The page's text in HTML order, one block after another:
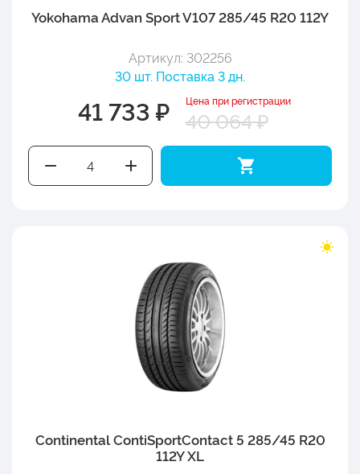
Yokohama Advan Sport V107 285/45 R20 112Y
Артикул: 302256
30 шт. Поставка 3 дн.
41 733 ₽ Цена при регистрации
40 064 ₽
Continental ContiSportContact 5 285/45 R20
112Y XL